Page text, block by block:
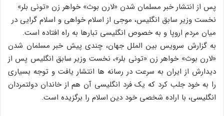
پس از انتشار خبر مسلمان شدن «لارن بوث» خواهر زن «تونی بلر»
نخست وزیر سابق انگلیس، موجی از اسلام خواهی و اسلام گرایی در
میان مردم اروپا و به خصوص انگلیسی تبارها به راه افتاده است.
به گزارش سرویس بین الملل جهان، چندی پیش خبر مسلمان شدن
«لارن بوث» خواهر زن «تونی بلر»، نخست وزیر سابق انگلیس پس از
دیدارش از ایران به سرعت در رسانه ها انتشار یافت و توجه بسیاری
را به خود جلب کرد که یک فرد انگلیسی آن هم از خاندان دولتمردان
انگلیسی، با اراده شخصی خود دین اسلام را برگزیده است.